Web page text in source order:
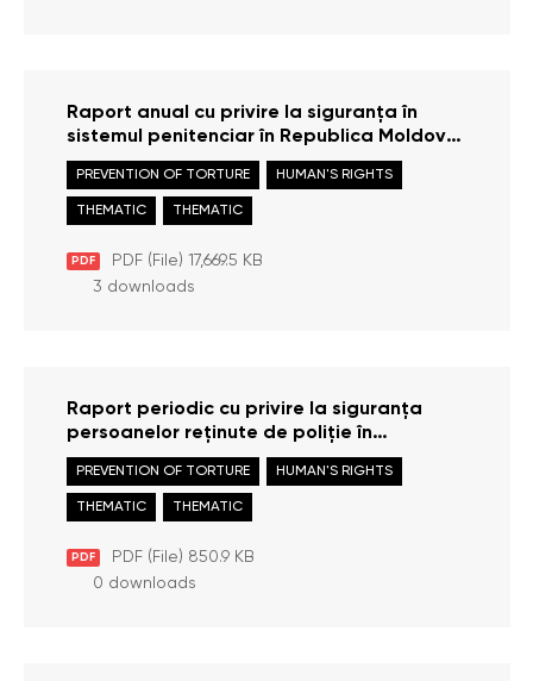
Raport anual cu privire la siguranța în
sistemul penitenciar în Republica Moldova
în anul 2021
PDF PDF (File) 17,669.5 KB
PREVENTION OF TORTURE HUMAN'S RIGHTS
THEMATIC THEMATIC
3 downloads
Raport periodic cu privire la siguranța
persoanelor reținute de poliție în
Republica Moldova în anul 2021
PDF PDF (File) 850.9 KB
PREVENTION OF TORTURE HUMAN'S RIGHTS
THEMATIC THEMATIC
0 downloads